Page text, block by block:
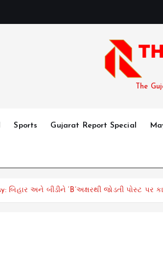
The
Sports Gujarat Report Special
બિહાર અને બીડીને ‘B’અક્ષરથી જોડતી પોસ્ટ પર